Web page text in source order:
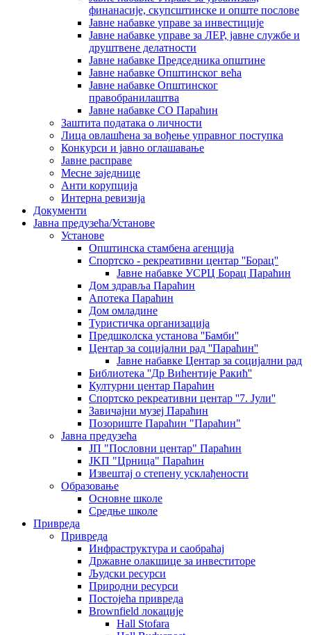
финанасије, скупсштинске и опште послове
Јавне набавке управе за инвестиције
Јавне набавке управе за ЛЕР, јавне службе и
друштвене делатности
Јавне набавке Председника општине
Јавне набавке Општинског већа
Јавне набавке Општинског
правобранилаштва
Јавне набавке СО Параћин
Заштита података о личности
Лица овлашћена за вођење управног поступка
Конкурси и јавно оглашавање
Јавне расправе
Месне заједнице
Анти корупција
Интерна ревизија
Документи
Јавна предузећа/Установе
Установе
Општинскa стамбенa агенцијa
Спортско - рекреативни центар ''Борац''
Јавне набавке УСРЦ Борац Параћин
Дом здравља Параћин
Апотека Параћин
Дом омладине
Туристичка организација
Предшколска установа ''Бамби''
Центар за социјални рад ''Параћин''
Јавне набавке Центар за социјални рад
Библиотека ''Др Вићентије Ракић''
Културни центар Параћин
Спортско рекреативни центар ''7. Јули''
Завичајни музеј Параћин
Позориште Параћин "Параћин"
Јавна предузећа
ЈП "Пословни центар" Параћин
ЈKП "Црница" Параћин
Извештај о степену усклађености
Образовање
Основне школе
Средње школе
Привреда
Привреда
Инфраструктура и саобраћај
Државне олакшице за инвеститоре
Људски ресурси
Природни ресурси
Постојећа привреда
Brownfield локације
Hall Stofara